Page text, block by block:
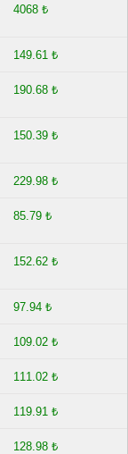
4068 ₺
149.61 ₺
190.68 ₺
150.39 ₺
229.98 ₺
85.79 ₺
152.62 ₺
97.94 ₺
109.02 ₺
111.02 ₺
119.91 ₺
128.98 ₺